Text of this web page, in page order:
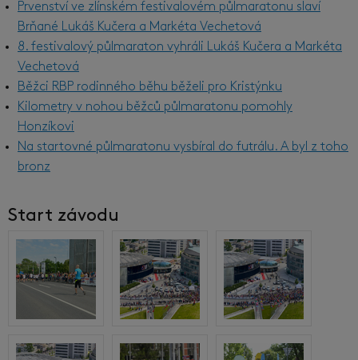
Prvenství ve zlínském festivalovém půlmaratonu slaví
Brňané Lukáš Kučera a Markéta Vechetová
8. festivalový půlmaraton vyhráli Lukáš Kučera a Markéta
Vechetová
Běžci RBP rodinného běhu běželi pro Kristýnku
Kilometry v nohou běžců půlmaratonu pomohly
Honzíkovi
Na startovné půlmaratonu vysbíral do futrálu. A byl z toho
bronz
Start závodu